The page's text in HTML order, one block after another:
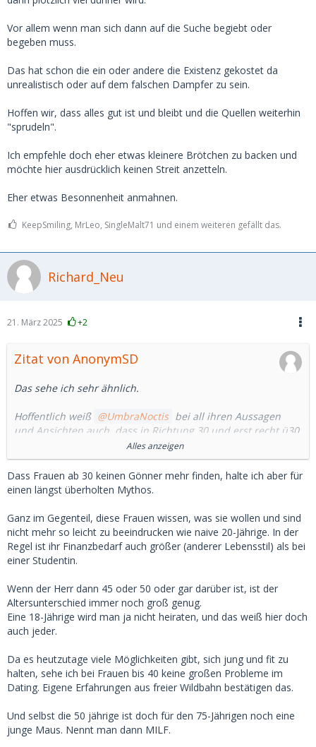
Vor allem wenn man sich dann auf die Suche begiebt oder
begeben muss.
Das hat schon die ein oder andere die Existenz gekostet da
unrealistisch oder auf dem falschen Dampfer zu sein.
Hoffen wir, dass alles gut ist und bleibt und die Quellen weiterhin
"sprudeln".
Ich empfehle doch eher etwas kleinere Brötchen zu backen und
möchte hier ausdrücklich keinen Streit anzetteln.
Eher etwas Besonnenheit anmahnen.
KeepSmiling, MrLeo, SingleMalt71 und einem weiteren gefällt das.
Richard_Neu
21. März 2025 +2
Zitat von AnonymSD
Das sehe ich sehr ähnlich.
Hoffentlich weiß UmbraNoctis bei all ihren Aussagen
und Ansichten auch, dass in Richtung 30 und erst recht ü30
das Eis dann plötzlich viel dünner wird.
Vor allem wenn man sich dann auf die Suche begiebt oder
begeben muss.
Das hat schon die ein oder andere die Existenz gekostet da
unrealistisch oder auf dem falschen Dampfer zu sein.
Hoffen wir, dass alles gut ist und bleibt und die Quellen
Ich empfehle doch eher etwas kleinere Brötchen zu backen
und möchte hier ausdrücklich keinen Streit anzetteln.
Eher etwas Besonnenheit anmahnen.
Alles anzeigen
Dass Frauen ab 30 keinen Gönner mehr finden, halte ich aber für
einen längst überholten Mythos.
Ganz im Gegenteil, diese Frauen wissen, was sie wollen und sind
nicht mehr so leicht zu beeindrucken wie naive 20-Jährige. In der
Regel ist ihr Finanzbedarf auch größer (anderer Lebensstil) als bei
einer Studentin.
Wenn der Herr dann 45 oder 50 oder gar darüber ist, ist der
Altersunterschied immer noch groß genug.
Eine 18-Jährige wird man ja nicht heiraten, und das weiß hier doch
auch jeder.
Da es heutzutage viele Möglichkeiten gibt, sich jung und fit zu
halten, sehe ich bei Frauen bis 40 keine großen Probleme im
Dating. Eigene Erfahrungen aus freier Wildbahn bestätigen das.
Und selbst die 50 jährige ist doch für den 75-Jährigen noch eine
junge Maus. Nennt man dann MILF.